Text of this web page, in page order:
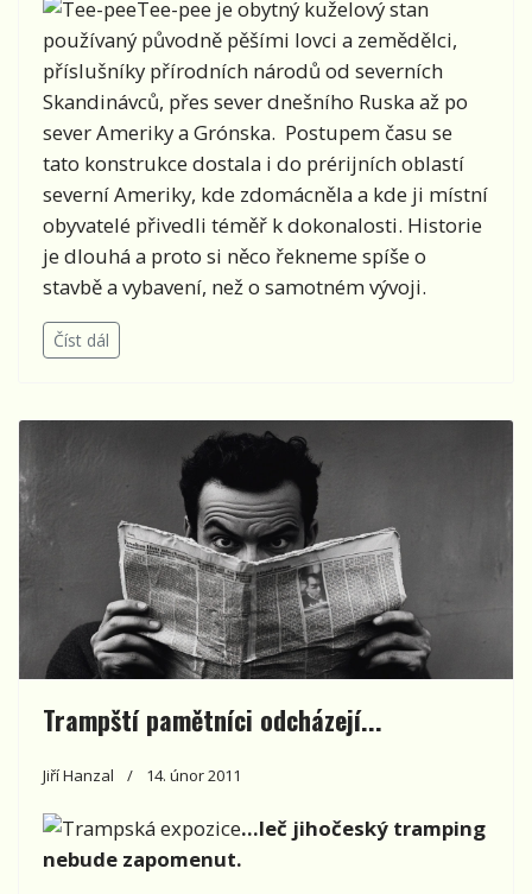
Tee-pee je obytný kuželový stan
používaný původně pěšími lovci a zemědělci,
příslušníky přírodních národů od severních
Skandinávců, přes sever dnešního Ruska až po
sever Ameriky a Grónska. Postupem času se
tato konstrukce dostala i do prérijních oblastí
severní Ameriky, kde zdomácněla a kde ji místní
obyvatelé přivedli téměř k dokonalosti. Historie
je dlouhá a proto si něco řekneme spíše o
stavbě a vybavení, než o samotném vývoji.
Číst dál
Trampští pamětníci odcházejí...
Jiří Hanzal 14. únor 2011
...leč jihočeský tramping
nebude zapomenut.